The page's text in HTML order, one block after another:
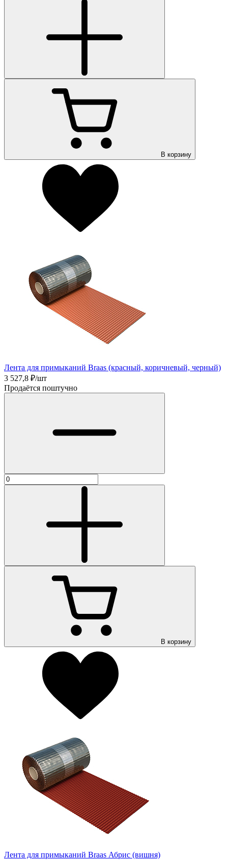
В корзину
Лента для примыканий Braas (красный, коричневый, черный)
3 527,8 ₽/шт
Продаётся поштучно
В корзину
Лента для примыканий Braas Абрис (вишня)